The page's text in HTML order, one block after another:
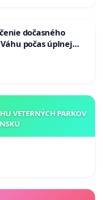
dočasného
počas úplnej
VETERNÝCH PARKOV